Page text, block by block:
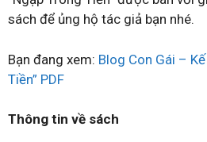
sách để ủng hộ tác giả bạn nhé.
Bạn đang xem: Blog Con Gái –
Tiền” PDF
Thông tin về sách